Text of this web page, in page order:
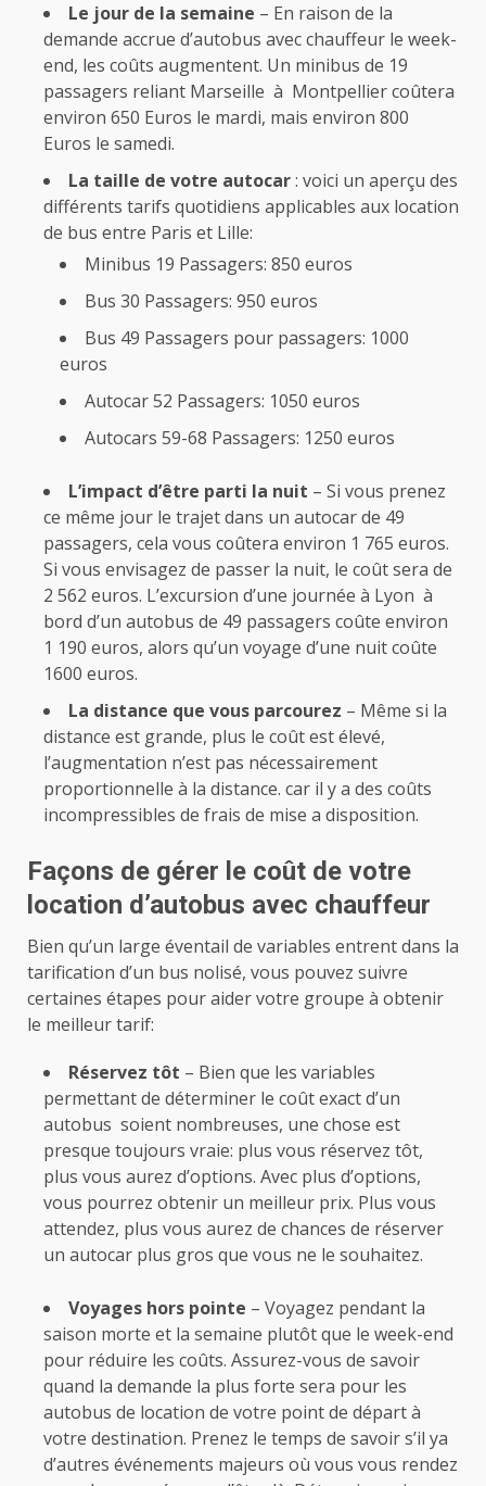
Le jour de la semaine – En raison de la
demande accrue d’autobus avec chauffeur le week-
end, les coûts augmentent. Un minibus de 19
passagers reliant Marseille à Montpellier coûtera
environ 650 Euros le mardi, mais environ 800
Euros le samedi.
La taille de votre autocar: voici un aperçu des
différents tarifs quotidiens applicables aux location
de bus entre Paris et Lille:
Minibus 19 Passagers: 850 euros
Bus 30 Passagers: 950 euros
Bus 49 Passagers pour passagers: 1000
euros
Autocar 52 Passagers: 1050 euros
Autocars 59-68 Passagers: 1250 euros
L’impact d’être parti la nuit – Si vous prenez
ce même jour le trajet dans un autocar de 49
passagers, cela vous coûtera environ 1 765 euros.
Si vous envisagez de passer la nuit, le coût sera de
2 562 euros. L’excursion d’une journée à Lyon à
bord d’un autobus de 49 passagers coûte environ
1 190 euros, alors qu’un voyage d’une nuit coûte
1600 euros.
La distance que vous parcourez – Même si la
distance est grande, plus le coût est élevé,
l’augmentation n’est pas nécessairement
proportionnelle à la distance. car il y a des coûts
incompressibles de frais de mise a disposition.
Façons de gérer le coût de votre
location d’autobus avec chauffeur
Bien qu’un large éventail de variables entrent dans la
tarification d’un bus nolisé, vous pouvez suivre
certaines étapes pour aider votre groupe à obtenir
le meilleur tarif:
Réservez tôt – Bien que les variables
permettant de déterminer le coût exact d’un
autobus soient nombreuses, une chose est
presque toujours vraie: plus vous réservez tôt,
plus vous aurez d’options. Avec plus d’options,
vous pourrez obtenir un meilleur prix. Plus vous
attendez, plus vous aurez de chances de réserver
un autocar plus gros que vous ne le souhaitez.
Voyages hors pointe – Voyagez pendant la
saison morte et la semaine plutôt que le week-end
pour réduire les coûts. Assurez-vous de savoir
quand la demande la plus forte sera pour les
autobus de location de votre point de départ à
votre destination. Prenez le temps de savoir s’il ya
d’autres événements majeurs où vous vous rendez